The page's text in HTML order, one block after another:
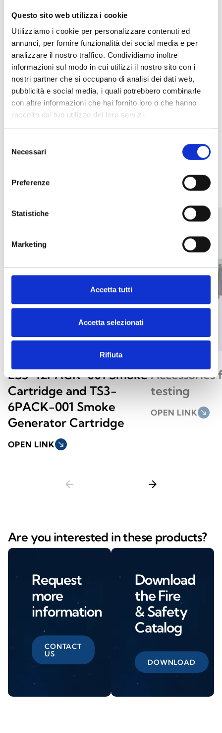
Questo sito web utilizza i cookie
Utilizziamo i cookie per personalizzare contenuti ed
annunci, per fornire funzionalità dei social media e per
analizzare il nostro traffico. Condividiamo inoltre
informazioni sul modo in cui utilizzi il nostro sito con i
nostri partner che si occupano di analisi dei dati web,
pubblicità e social media, i quali potrebbero combinarle
con altre informazioni che hai fornito loro o che hanno
raccolto dal tuo utilizzo dei loro servizi.
delNecessari
Preferenze
Statistiche
Marketing
Accetta tutti
Accetta selezionati
Rifiuta
Smoke test aerosol with hand held
telescopic pole
ES3-12PACK-001 Smoke
Cartridge and TS3-
6PACK-001 Smoke
Generator Cartridge
OPEN LINK south_east
testing
OPEN LINK south_east
arrow_back arrow_forward
Are you interested in these products?
Request
more
information
CONTACT
US
Download
the Fire
& Safety
Catalog
DOWNLOAD